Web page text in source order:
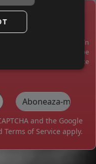
industria anvelopelor în
exclusive? Abonați-vă pe
cele mai bune oferte
and the Google
Terms of Service apply.